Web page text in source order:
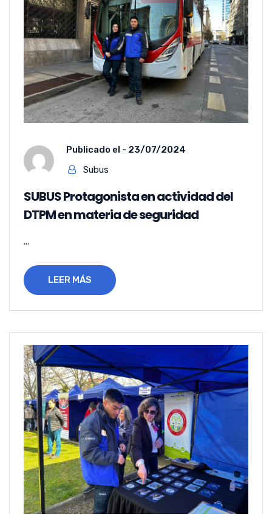
Publicado el - 23/07/2024
Subus
SUBUS Protagonista en actividad del
DTPM en materia de seguridad
...
LEER MÁS